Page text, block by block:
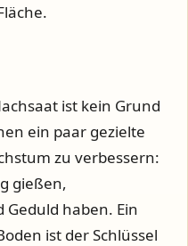
ist kein Grund
ein paar gezielte
zu verbessern:
gießen,
haben. Ein
ist der Schlüssel